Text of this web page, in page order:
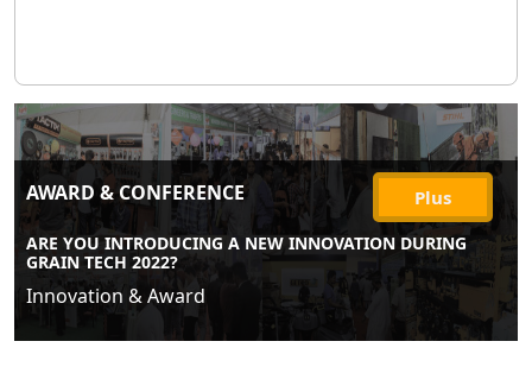
AWARD & CONFERENCE Plus
ARE YOU INTRODUCING A NEW INNOVATION DURING
GRAIN TECH 2022?
Innovation & Award